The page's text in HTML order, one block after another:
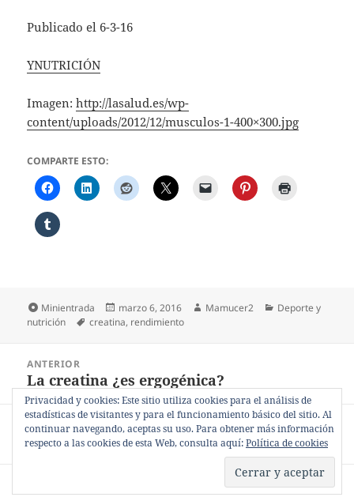
Publicado el 6-3-16
YNUTRICIÓN
Imagen:http://lasalud.es/wp-
content/uploads/2012/12/musculos-1-400×300.jpg
COMPARTE ESTO:
Formato
Minientrada
Publicado
el
marzo 6, 2016 Autor
Mamucer2 Categorías
Deporte y
nutrición
Etiquetas
creatina, rendimiento
entradas
ANTERIOR
Entrada
anterior:
La creatina ¿es ergogénica?
SIGUIENTE
Entrada
La toxicidad de la creatina.
Funciona gracias a WordPress
Privacidad y cookies: Este sitio utiliza cookies para el análisis de
estadísticas de visitantes y para el funcionamiento básico del sitio. Al
continuar navegando, aceptas su uso. Para obtener más información
respecto a las cookies de esta Web, consulta aquí:Política de cookies